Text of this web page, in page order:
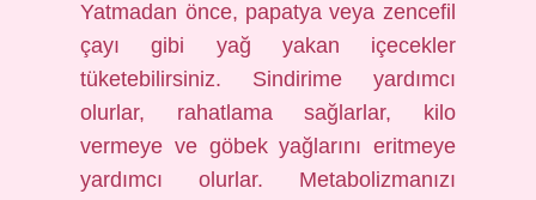
Yatmadan önce, papatya veya zencefil
çayı gibi yağ yakan içecekler
tüketebilirsiniz. Sindirime yardımcı
olurlar, rahatlama sağlarlar, kilo
vermeye ve göbek yağlarını eritmeye
yardımcı olurlar. Metabolizmanızı